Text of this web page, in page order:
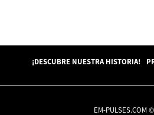
¡DESCUBRE NUESTRA HISTORIA!
EM-PULSES.COM